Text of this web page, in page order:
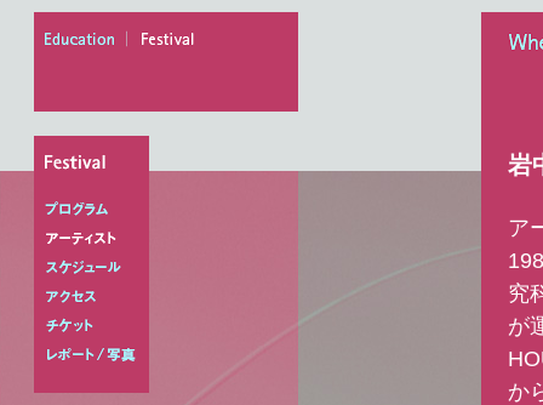
プログラム
アーティスト
スケジュール
アクセス
チケット
岩
ア
究
が
か